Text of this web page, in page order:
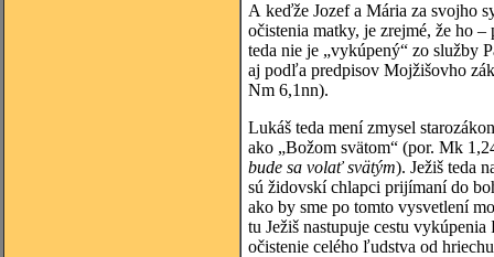
A keďže Jozef a Mária za svojho
očistenia matky, je zrejmé, že ho
teda nie je „vykúpený“ zo služby
aj podľa predpisov Mojžišovho
Nm 6,1nn).
Lukáš teda mení zmysel
ako „Božom svätom“ (por. Mk
bude sa volať svätým). Ježiš teda
sú židovskí chlapci prijímaní do
ako by sme po tomto vysvetlení
tu Ježiš nastupuje cestu
očistenie celého ľudstva od